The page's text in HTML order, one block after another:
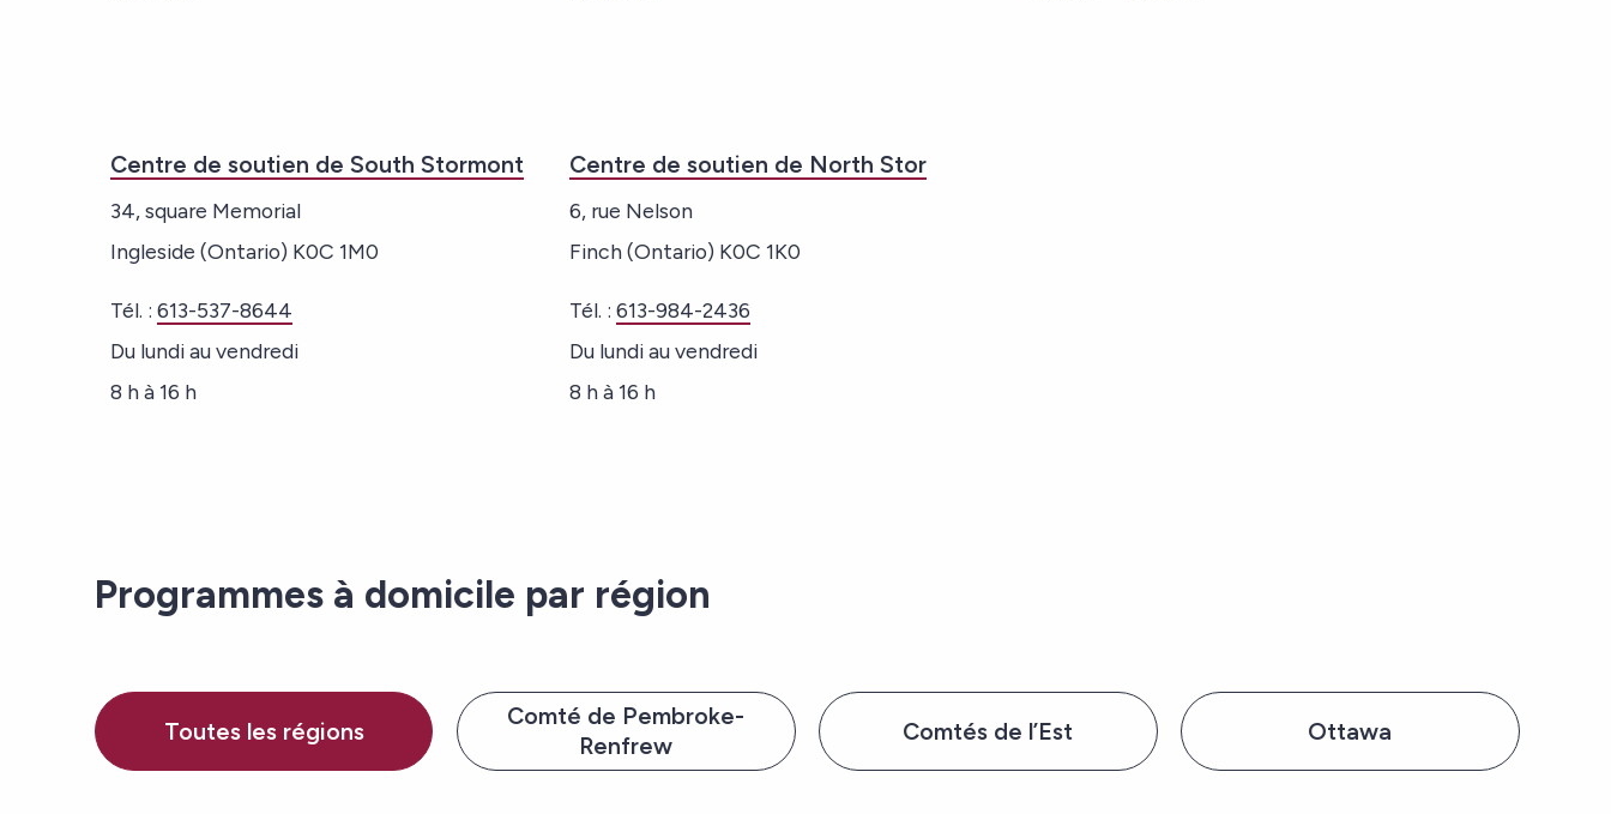
Centre de soutien de South Stormont
34, square Memorial
Ingleside (Ontario) K0C 1M0
Tél. :613-537-8644
Du lundi au vendredi
8 h à 16 h
Centre de soutien de North Stor
6, rue Nelson
Finch (Ontario) K0C 1K0
Tél. : 613-984-2436
Du lundi au vendredi
8 h à 16 h
Programmes à domicile par région
Toutes les régions
Comté de Pembroke-
Renfrew
Comtés de l’Est Ottawa